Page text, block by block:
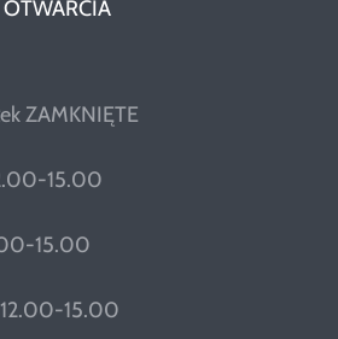
ZAMKNIĘTE
15.00
15.00
15.00